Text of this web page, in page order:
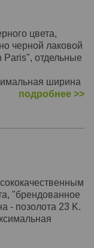
цвета,
черной лаковой
Paris", отдельные
ширина
стержни для
шариковых
подробнее >>
"брендованное
- позолота 23 K.